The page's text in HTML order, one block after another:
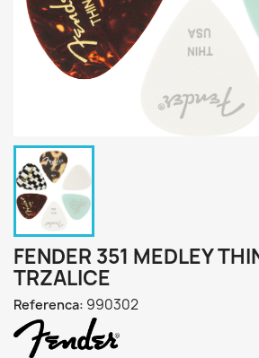
FENDER 351 MEDLEY
TRZALICE
Referenca: 990302